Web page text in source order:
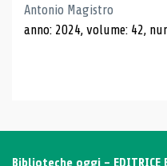
Antonio Magistro
anno: 2024, volume: 42,
Biblioteche oggi - EDITRICE